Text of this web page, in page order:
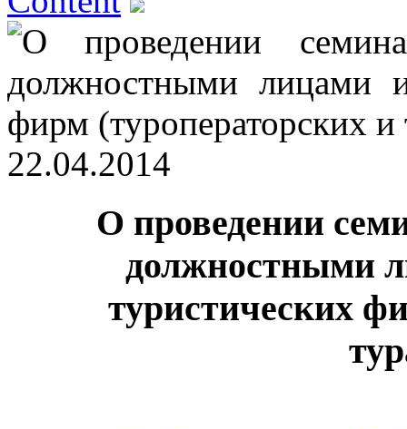
22.04.2014
О проведении
должностными
туристических